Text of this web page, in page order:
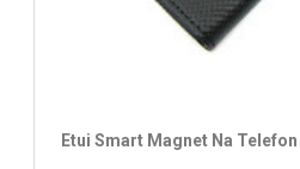
Etui Smart Magnet Na